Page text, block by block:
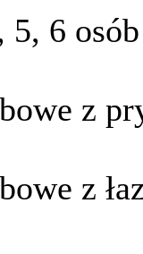
5, 6 osób
z
z